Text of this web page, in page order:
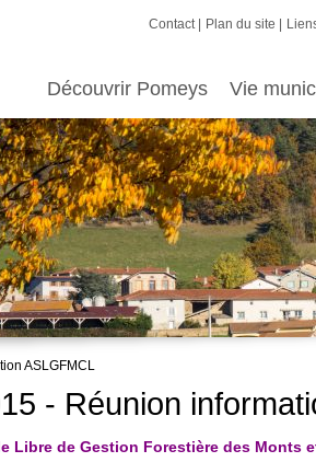
Contact Plan du site
Découvrir Pomeys Vie
ASLGFMCL
- Réunion
Libre de Gestion Forestière des Monts